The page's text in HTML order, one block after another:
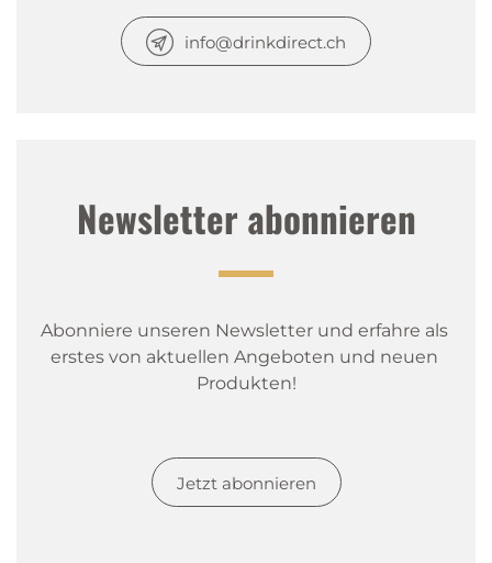
info@drinkdirect.ch
Newsletter abonnieren
Abonniere unseren Newsletter und erfahre als
erstes von aktuellen Angeboten und neuen
Produkten!
Jetzt abonnieren